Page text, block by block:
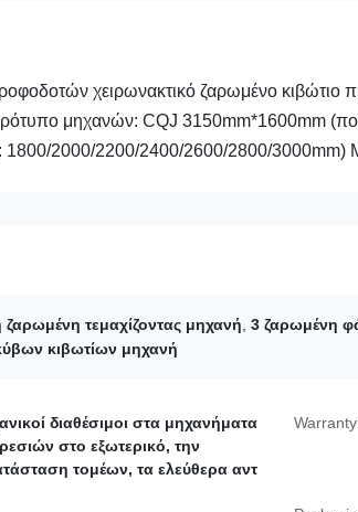
χειρωνακτικό ζαρωμένο κιβώτιο
μηχανών: CQJ 3150mm*1600mm
2000/2200/2400/2600/2800/3000mm)
ζαρωμένη τεμαχίζοντας μηχανή, 3 ζαρωμένη
κιβωτίων μηχανή
διαθέσιμοι στα μηχανήματα
στο εξωτερικό, την
τομέων, τα ελεύθερα αντ